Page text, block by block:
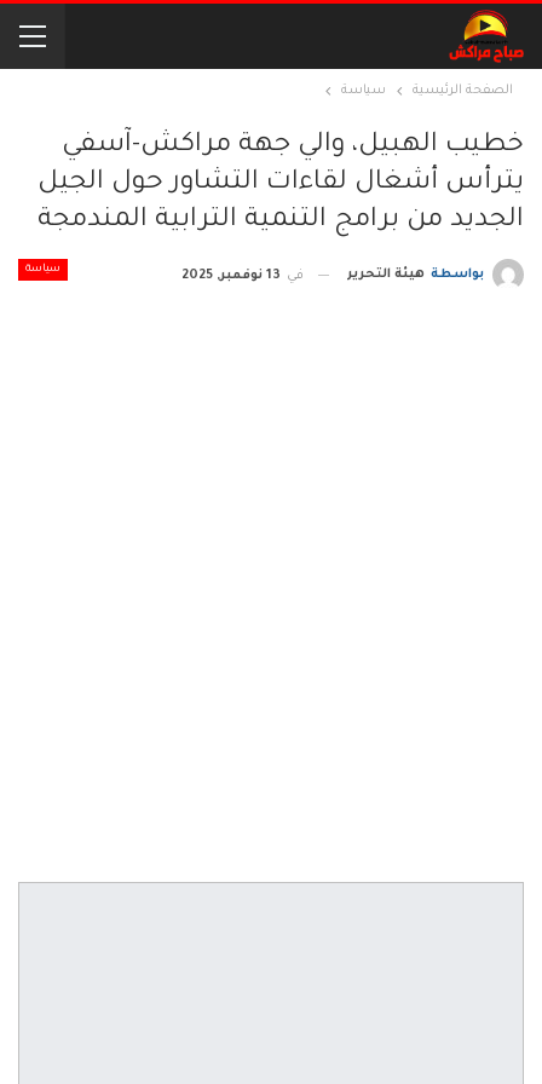
الصفحة الرئيسية سياسة
خطيب الهبيل، والي جهة مراكش-آسفي
يترأس أشغال لقاءات التشاور حول الجيل
الجديد من برامج التنمية الترابية المندمجة
سياسة بواسطة هيئة التحرير في 13 نوفمبر, 2025